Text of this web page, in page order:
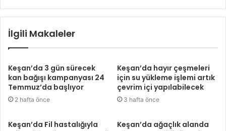
İlgili Makaleler
Keşan’da 3 gün sürecek
kan bağışı kampanyası 24
Temmuz’da başlıyor
2 hafta önce
Keşan’da hayır çeşmeleri
için su yükleme işlemi artık
çevrim içi yapılabilecek
3 hafta önce
Keşan’da Fil hastalığıyla
Keşan’da ağaçlık alanda